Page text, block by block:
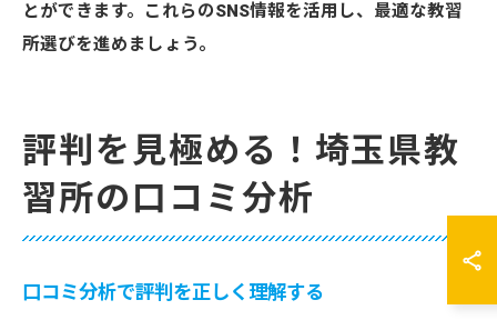
とができます。これらのSNS情報を活用し、最適な教習
所選びを進めましょう。
評判を見極める！埼玉県教
習所の口コミ分析
口コミ分析で評判を正しく理解する